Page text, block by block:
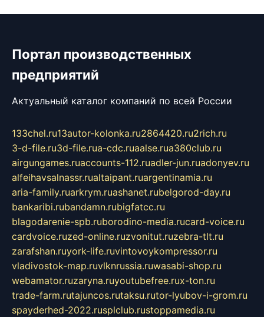
Портал производственных
предприятий
Актуальный каталог компаний по всей России
133chel.ru13autor-kolonka.ru2864420.ru2rich.ru
3-d-file.ru3d-file.rua-cdc.ruaalse.rua380club.ru
airgungames.ruaccounts-112.ruadler-jun.ruadonyev.ru
alfeihavsalnassr.rualtaipant.ruargentinamia.ru
aria-family.ruarkrym.ruashanet.rubelgorod-day.ru
bankaribi.rubandamn.rubigfatcc.ru
blagodarenie-spb.ruborodino-media.rucard-voice.ru
cardvoice.ruzed-online.ruzvonitut.ruzebra-tlt.ru
zarafshan.ruyork-life.ruvintovoykompressor.ru
vladivostok-map.ruvlknrussia.ruwasabi-shop.ru
webamator.ruzaryna.ruyoutubefree.rux-ton.ru
trade-farm.rutajuncos.rutaksu.rutor-lyubov-i-grom.ru
spayderhed-2022.rusplclub.rustoppamedia.ru